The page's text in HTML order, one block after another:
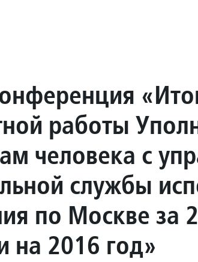
работы
человека с
службы
по Москве за
на 2016 год»